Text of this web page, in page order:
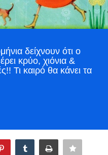
δείχνουν ότι ο
κρύο, χιόνια &
Τι καιρό θα κάνει τα